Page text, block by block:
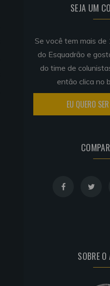
SEJA UM
Se você tem mais
do Esquadrão e
do time de
então clica no
EU QUERO
SOBRE